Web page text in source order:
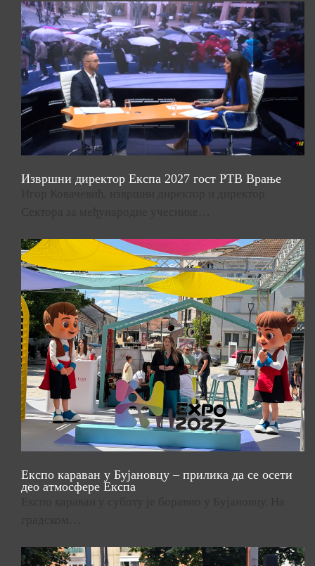
Извршни директор Експа 2027 гост РТВ Врање
Експо караван у Бујановцу – прилика да се осети
део атмосфере Експа